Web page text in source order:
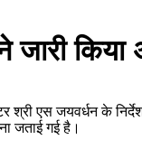
किया
श्री एस जयवर्धन के
जताई गई है।